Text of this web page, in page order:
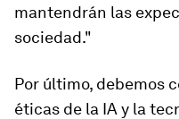
mantendrán las
sociedad."
Por último, debemos
éticas de la IA y la